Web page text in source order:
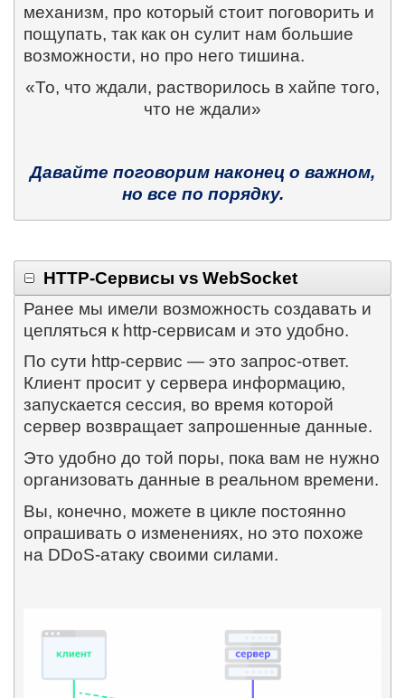
механизм, про который стоит поговорить и
пощупать, так как он сулит нам большие
возможности, но про него тишина.
«То, что ждали, растворилось в хайпе того,
что не ждали»
Давайте поговорим наконец о важном,
но все по порядку.
HTTP-Сервисы vs WebSocket
Ранее мы имели возможность создавать и
цепляться к http-сервисам и это удобно.
По сути http-сервис — это запрос-ответ.
Клиент просит у сервера информацию,
запускается сессия, во время которой
сервер возвращает запрошенные данные.
Это удобно до той поры, пока вам не нужно
организовать данные в реальном времени.
Вы, конечно, можете в цикле постоянно
опрашивать о изменениях, но это похоже
на DDoS-атаку своими силами.